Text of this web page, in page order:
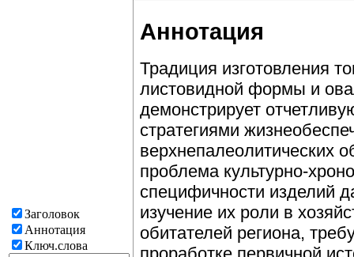
Заголовок
Аннотация
Ключ.слова
Аннотация
Традиция изготовления
листовидной формы и
демонстрирует
стратегиями
верхнепалеолитических
проблема культурно-
специфичности изделий
изучение их роли в
обитателей региона,